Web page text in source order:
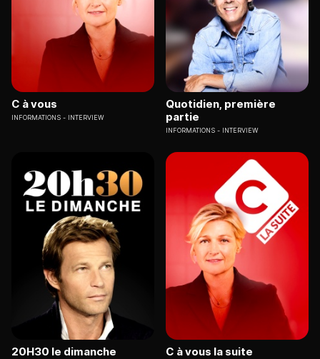
C à vous
INFORMATIONS INTERVIEW
Quotidien, première
partie
INFORMATIONS INTERVIEW
20H30 le dimanche C à vous la suite